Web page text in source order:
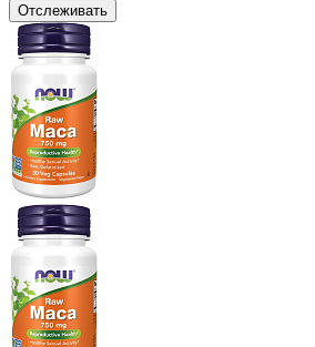
Отслеживать